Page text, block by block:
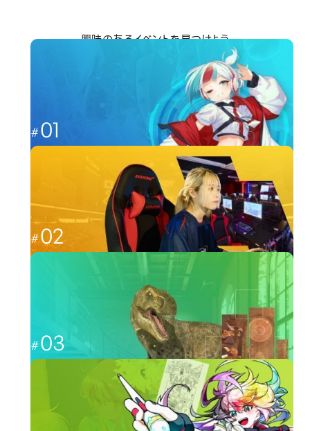
興味のあるイベントを見つけよう
分野から探す
01
これからのゲーム業界を担う人材へ
02
福岡から世界最強を目指す
03
CGと映像を駆使して、人々を魅了する